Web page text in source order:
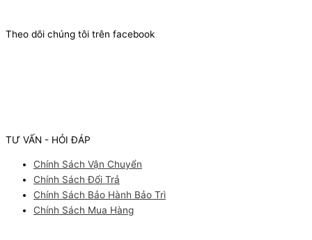
Theo dõi chúng tôi trên facebook
TƯ VẤN - HỎI ĐÁP
Chính Sách Vận Chuyển
Chính Sách Đổi Trả
Chính Sách Bảo Hành Bảo Trì
Chính Sách Mua Hàng